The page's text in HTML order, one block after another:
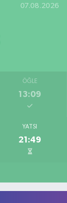
07.08.2026
ÖĞLE
13:09
YATSI
21:49